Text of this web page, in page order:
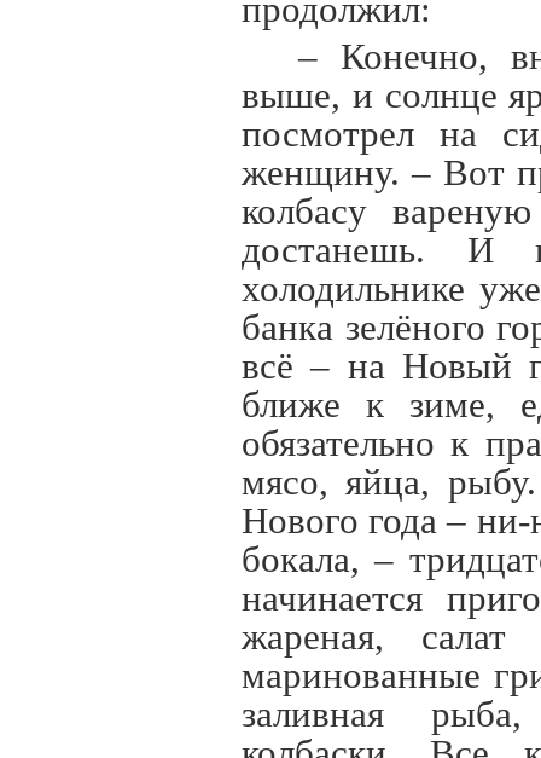
продолжил:
– Конечно,
выше, и солнце
посмотрел на
женщину. – Вот
колбасу
достанешь. И
холодильнике
банка зелёного
всё – на Новый
ближе к зиме,
обязательно к
мясо, яйца,
Нового года –
бокала, –
начинается
жареная,
маринованные
заливная